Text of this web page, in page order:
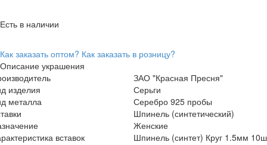
Есть в наличии
Как заказать оптом? Как заказать в розницу?
Описание украшения
ЗАО "Красная Пресня"
изделия
Серьги
металла
Серебро 925 пробы
Шпинель (синтетический)
Женские
вставок
Шпинель (синтет) Круг 1.5мм